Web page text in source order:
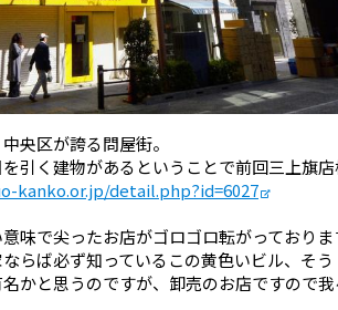
央区が誇る問屋街。
引く建物があるということで前回三上旗
kanko.or.jp/detail.php?id=6027
味で尖ったお店がゴロゴロ転がっておりま
らば必ず知っているこの黄色いビル、そう
かと思うのですが、卸売のお店ですので